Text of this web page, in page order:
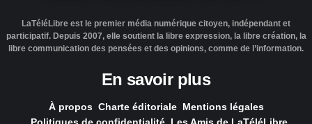
LaTéléLibre est le premier média numérique citoyen, indépendant et
participatif. Depuis 2007, elle soutient la libre expression, la libre création, la
libre communication des pensées et des opinions, comme de l’information.
En savoir plus
À propos Charte éditoriale Mentions légales